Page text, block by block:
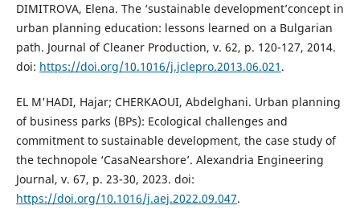
DIMITROVA, Elena. The ‘sustainable development’concept in
urban planning education: lessons learned on a Bulgarian
path. Journal of Cleaner Production, v. 62, p. 120-127, 2014.
doi: https://doi.org/10.1016/j.jclepro.2013.06.021 .
EL M'HADI, Hajar; CHERKAOUI, Abdelghani. Urban planning
of business parks (BPs): Ecological challenges and
commitment to sustainable development, the case study of
the technopole ‘CasaNearshore’. Alexandria Engineering
Journal, v. 67, p. 23-30, 2023. doi:
https://doi.org/10.1016/j.aej.2022.09.047.